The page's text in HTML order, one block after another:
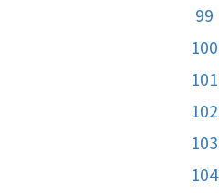
99
100
101
102
103
104